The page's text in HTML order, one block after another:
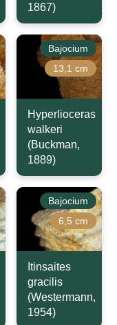
1867)
Bajocium
13,1 cm
Hyperlioceras
walkeri
(Buckman,
1889)
Bajocium
6,5 cm
Itinsaites
gracilis
(Westermann,
1954)